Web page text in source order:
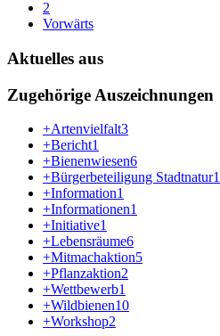
2
Vorwärts
Aktuelles aus
Zugehörige Auszeichnungen
+Artenvielfalt3
+Bericht1
+Bienenwiesen6
+Bürgerbeteiligung Stadtnatur1
+Information1
+Informationen1
+Initiative1
+Lebensräume6
+Mitmachaktion5
+Pflanzaktion2
+Wettbewerb1
+Wildbienen10
+Workshop2